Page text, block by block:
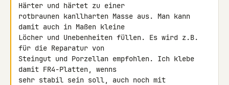
Härter und härtet zu einer
rotbraunen kanllharten Masse aus. Man kann
damit auch in Maßen kleine
Löcher und Unebenheiten füllen. Es wird z.B.
für die Reparatur von
Steingut und Porzellan empfohlen. Ich klebe
damit FR4-Platten, wenns
sehr stabil sein soll, auch noch mit